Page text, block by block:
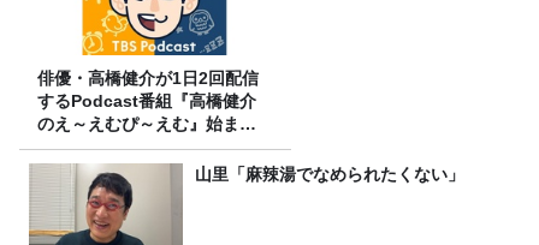
俳優・高橋健介が1日2回配信
するPodcast番組『高橋健介
のえ～えむぴ～えむ』始まり
ます
山里「麻辣湯でなめられたくない」